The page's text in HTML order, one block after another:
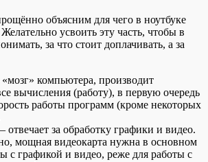
объясним для чего в ноутбуке
усвоить эту часть, чтобы в
за что стоит доплачивать, а за
компьютера, производит
вычисления (работу), в первую очередь
работы программ (кроме некоторых
отвечает за обработку графики и видео.
мощная видеокарта нужна в основном
с графикой и видео, реже для работы с